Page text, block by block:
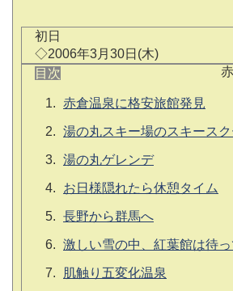
初日
◇2006年3月30日(木)
目次
赤倉温泉に格安旅館発見
湯の丸スキー場のスキース
湯の丸ゲレンデ
お日様隠れたら休憩タイム
長野から群馬へ
激しい雪の中、紅葉館は待っ
肌触り五変化温泉